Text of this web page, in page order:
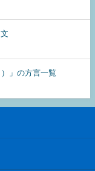
」の方言一覧